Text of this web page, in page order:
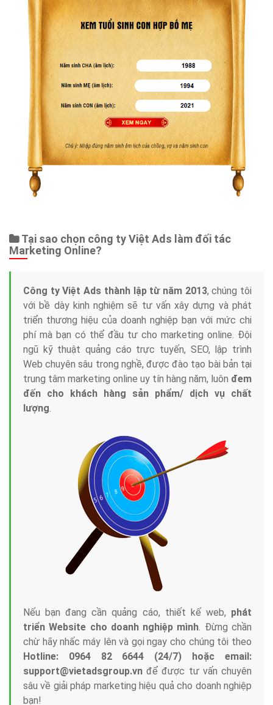
Tại sao chọn công ty Việt Ads làm đối tác
Marketing Online?
Công ty Việt Ads thành lập từ năm 2013, chúng tôi
với bề dày kinh nghiệm sẽ tư vấn xây dựng và phát
triển thương hiệu của doanh nghiệp bạn với mức chi
phí mà bạn có thể đầu tư cho marketing online. Đội
ngũ kỹ thuật quảng cáo trực tuyến, SEO, lập trình
Web chuyên sâu trong nghề, được đào tạo bài bản tại
trung tâm marketing online uy tín hàng năm, luôn đem
đến cho khách hàng sản phẩm/ dịch vụ chất
lượng.
Nếu bạn đang cần quảng cáo, thiết kế web, phát
triển Website cho doanh nghiệp mình. Đừng chần
chừ hãy nhấc máy lên và gọi ngay cho chúng tôi theo
Hotline: 0964 82 6644 (24/7) hoặc email:
support@vietadsgroup.vn để được tư vấn chuyên
sâu về giải pháp marketing hiệu quả cho doanh nghiệp
bạn!